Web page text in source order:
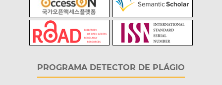
PROGRAMA DETECTOR DE PLÁGIO